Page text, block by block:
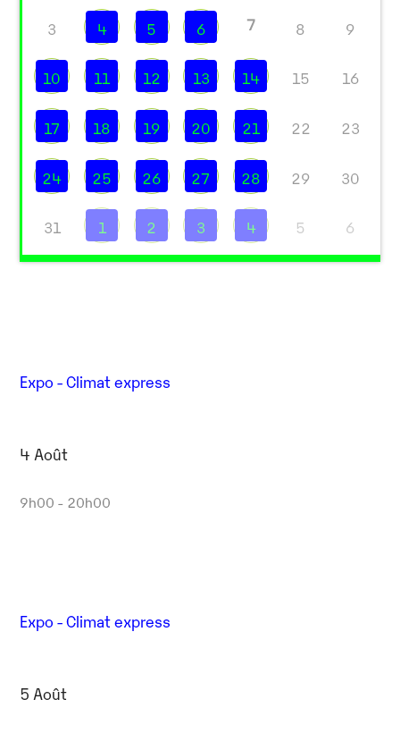
3 4 5 6 7 8 9
10 11 12 13 14 15 16
17 18 19 20 21 22 23
24 25 26 27 28 29 30
31 1 2 3 4 5 6
Expo - Climat express
4 Août
9h00 - 20h00
Expo - Climat express
5 Août